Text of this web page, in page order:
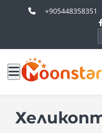
+905448358351